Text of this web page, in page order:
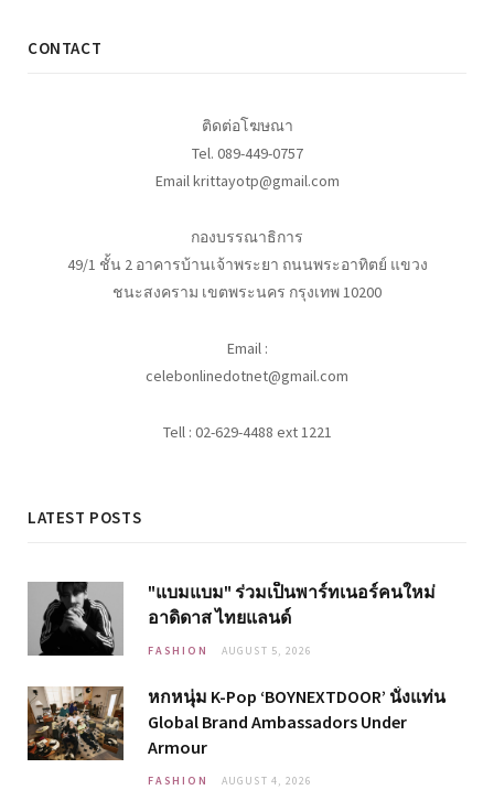
CONTACT
ติดต่อโฆษณา
Tel. 089-449-0757
Email krittayotp@gmail.com
กองบรรณาธิการ
49/1 ชั้น 2 อาคารบ้านเจ้าพระยา ถนนพระอาทิตย์ แขวง
ชนะสงคราม เขตพระนคร กรุงเทพ 10200
Email :
celebonlinedotnet@gmail.com
Tell : 02-629-4488 ext 1221
LATEST POSTS
"แบมแบม" ร่วมเป็นพาร์ทเนอร์คนใหม่
อาดิดาส ไทยแลนด์
FASHION AUGUST 5, 2026
หกหนุ่ม K-Pop ‘BOYNEXTDOOR’ นั่งแท่น
Global Brand Ambassadors Under
Armour
FASHION AUGUST 4, 2026